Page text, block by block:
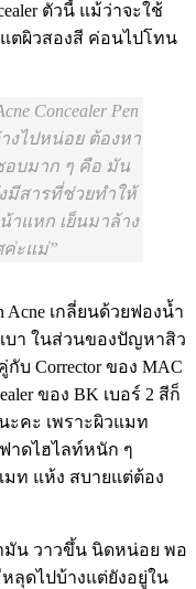
ตัวนี้ แม้ว่าจะใช้
ตผิวสองสี ค่อนไปโทน
Concealer Pen
งไปหน่อย ต้องหา
อบมาก ๆ คือ มัน
มีสารที่ช่วยทำให้
าแหก เย็นมาล้าง
ค่ะแม่
Acne เกลี่ยนด้วยฟองน้ำ
บา ในส่วนของปัญหาสิว
กับ Corrector ของ MAC
ของ BK เบอร์ 2 สีก็
ะคะ เพราะผิวแมท
าดไฮไลท์หนัก ๆ
มท แห้ง สบายแต่ต้อง
มัน วาวขึ้น นิดหน่อย พอ
ลุดไปบ้างแต่ยังอยู่ใน